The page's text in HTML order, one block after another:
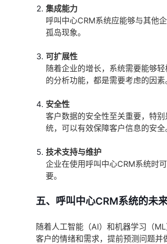
集成能力
呼叫中心CRM系统应能够与其他
孤岛现象。
可扩展性
随着企业的增长，系统需要能够
的分析功能，都是需要考虑的因素
安全性
客户数据的安全性至关重要，特
统，可以有效保障客户信息的安全
技术支持与维护
企业在使用呼叫中心CRM系统时
要。
五、呼叫中心CRM系统的未
随着人工智能（AI）和机器学习（
客户的情绪和需求，提前预测问题并